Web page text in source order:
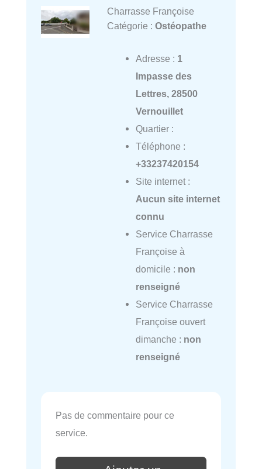
Charrasse Françoise
Catégorie : Ostéopathe
Adresse : 1
Impasse des
Lettres, 28500
Vernouillet
Quartier :
Téléphone :
+33237420154
Site internet :
Aucun site internet
connu
Service Charrasse
Françoise à
domicile : non
renseigné
Service Charrasse
Françoise ouvert
dimanche : non
renseigné
Pas de commentaire pour ce
service.